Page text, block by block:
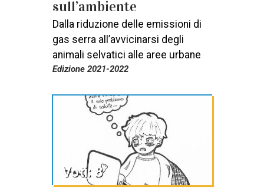
sull’ambiente
Dalla riduzione delle emissioni di
gas serra all’avvicinarsi degli
animali selvatici alle aree urbane
Edizione 2021-2022
Voti: 8